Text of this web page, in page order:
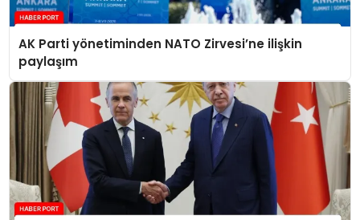
AK Parti yönetiminden NATO Zirvesi’ne ilişkin
paylaşım